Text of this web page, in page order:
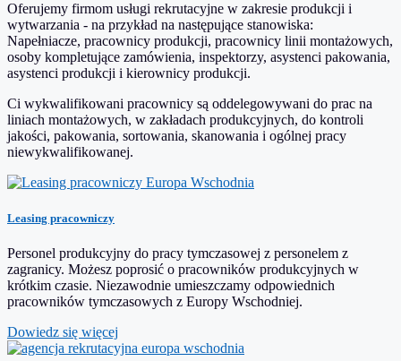
Oferujemy firmom usługi rekrutacyjne w zakresie produkcji i
wytwarzania - na przykład na następujące stanowiska:
Napełniacze, pracownicy produkcji, pracownicy linii montażowych,
osoby kompletujące zamówienia, inspektorzy, asystenci pakowania,
asystenci produkcji i kierownicy produkcji.
Ci wykwalifikowani pracownicy są oddelegowywani do prac na
liniach montażowych, w zakładach produkcyjnych, do kontroli
jakości, pakowania, sortowania, skanowania i ogólnej pracy
niewykwalifikowanej.
Leasing pracowniczy
Personel produkcyjny do pracy tymczasowej z personelem z
zagranicy. Możesz poprosić o pracowników produkcyjnych w
krótkim czasie. Niezawodnie umieszczamy odpowiednich
pracowników tymczasowych z Europy Wschodniej.
Dowiedz się więcej